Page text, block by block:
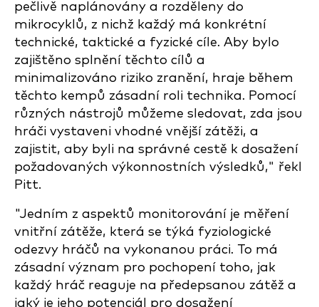
pečlivě naplánovány a rozděleny do
mikrocyklů, z nichž každý má konkrétní
technické, taktické a fyzické cíle. Aby bylo
zajištěno splnění těchto cílů a
minimalizováno riziko zranění, hraje během
těchto kempů zásadní roli technika. Pomocí
různých nástrojů můžeme sledovat, zda jsou
hráči vystaveni vhodné vnější zátěži, a
zajistit, aby byli na správné cestě k dosažení
požadovaných výkonnostních výsledků," řekl
Pitt.
"Jedním z aspektů monitorování je měření
vnitřní zátěže, která se týká fyziologické
odezvy hráčů na vykonanou práci. To má
zásadní význam pro pochopení toho, jak
každý hráč reaguje na předepsanou zátěž a
jaký je jeho potenciál pro dosažení